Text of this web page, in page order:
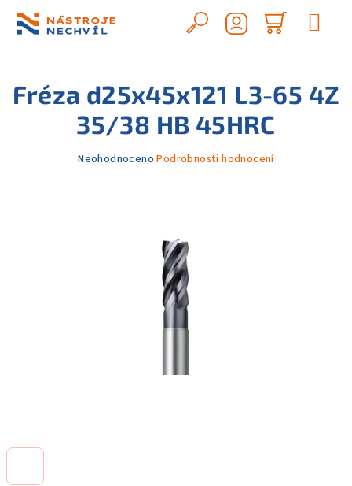
obsah
Hledat
košík
Fréza d25x45x121 L3-65 4Z
35/38 HB 45HRC
Průměrné
Neohodnoceno Podrobnosti hodnocení